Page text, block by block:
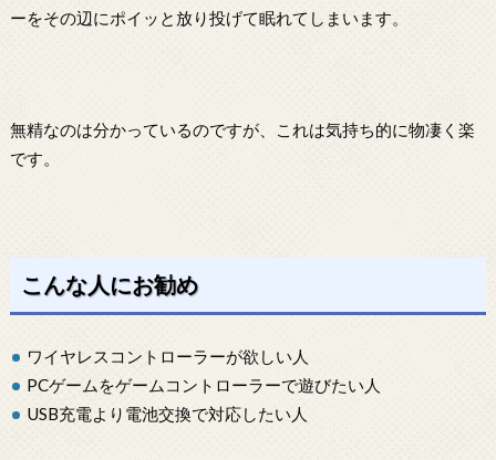
ーをその辺にポイッと放り投げて眠れてしまいます。
無精なのは分かっているのですが、これは気持ち的に物凄く楽
です。
こんな人にお勧め
ワイヤレスコントローラーが欲しい人
PCゲームをゲームコントローラーで遊びたい人
USB充電より電池交換で対応したい人